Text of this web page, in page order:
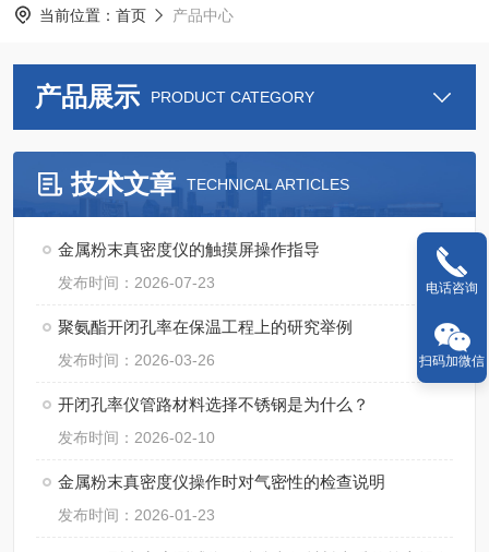
当前位置： 首页 产品中心
产品展示 PRODUCT CATEGORY
技术文章 TECHNICAL ARTICLES
金属粉末真密度仪的触摸屏操作指导
发布时间：2026-07-23
聚氨酯开闭孔率在保温工程上的研究举例
发布时间：2026-03-26
开闭孔率仪管路材料选择不锈钢是为什么？
发布时间：2026-02-10
金属粉末真密度仪操作时对气密性的检查说明
发布时间：2026-01-23
电话咨询
扫码加微信